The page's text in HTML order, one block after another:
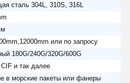
сталь 304L, 310S, 316L
или по запросу
180G/240G/320G/600G
и так далее
в морские пакеты или фанеры